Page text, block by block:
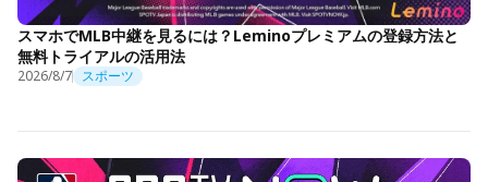
スマホでMLB中継を見るには？Leminoプレミアムの登録方法と
無料トライアルの活用法
2026/8/7 スポーツ